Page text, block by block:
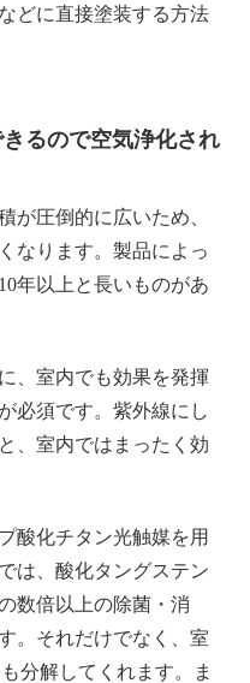
どに直接塗装する方法
るので空気浄化され
が圧倒的に広いため、
なります。製品によっ
年以上と長いものがあ
、室内でも効果を発揮
必須です。紫外線にし
、室内ではまったく効
酸化チタン光触媒を用
は、酸化タングステン
数倍以上の除菌・消
。それだけでなく、室
分解してくれます。ま